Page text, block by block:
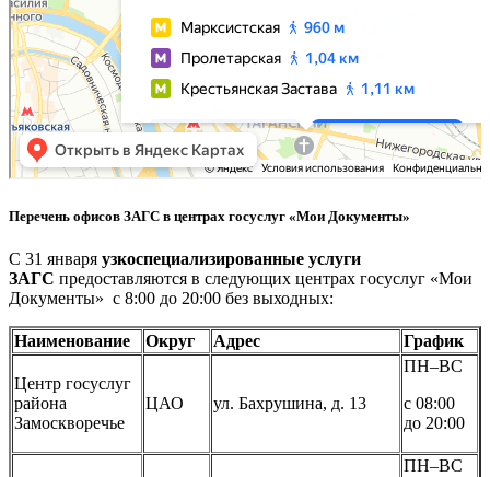
Перечень офисов ЗАГС в центрах госуслуг «Мои Документы»
С 31 января узкоспециализированные услуги
ЗАГС предоставляются в следующих центрах госуслуг «Мои
Документы» с 8:00 до 20:00 без выходных:
Наименование Округ Адрес График
Центр госуслуг
района
Замоскворечье
ЦАО ул. Бахрушина, д. 13
ПН–ВС
с 08:00
до 20:00
ПН–ВС